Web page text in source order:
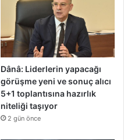
Dânâ: Liderlerin yapacağı
görüşme yeni ve sonuç alıcı
5+1 toplantısına hazırlık
niteliği taşıyor
2 gün önce